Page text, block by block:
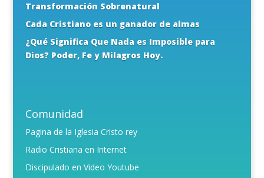
Transformación Sobrenatural
Cada Cristiano es un ganador de almas
¿Qué Significa Que Nada es Imposible para
Dios? Poder, Fe y Milagros Hoy.
Comunidad
Pagina de la Iglesia Cristo rey
Radio Cristiana en Internet
Discipulado en Video Youtube